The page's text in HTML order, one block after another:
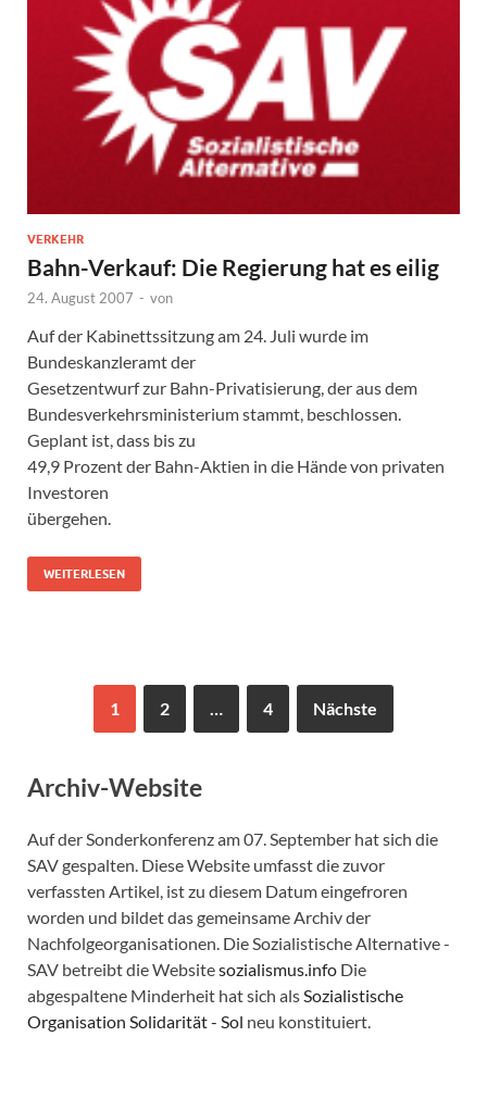
VERKEHR
Bahn-Verkauf: Die Regierung hat es eilig
24. August 2007 - von
Auf der Kabinettssitzung am 24. Juli wurde im
Bundeskanzleramt der
Gesetzentwurf zur Bahn-Privatisierung, der aus dem
Bundesverkehrsministerium stammt, beschlossen.
Geplant ist, dass bis zu
49,9 Prozent der Bahn-Aktien in die Hände von privaten
Investoren
übergehen.
WEITERLESEN
1 2 4 Nächste
Archiv-Website
Auf der Sonderkonferenz am 07. September hat sich die
SAV gespalten. Diese Website umfasst die zuvor
verfassten Artikel, ist zu diesem Datum eingefroren
worden und bildet das gemeinsame Archiv der
Nachfolgeorganisationen. Die Sozialistische Alternative -
SAV betreibt die Websitesozialismus.info Die
abgespaltene Minderheit hat sich alsSozialistische
Organisation Solidarität - Sol neu konstituiert.